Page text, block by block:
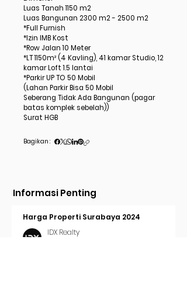
Luas Tanah 1150 m2
Luas Bangunan 2300 m2 - 2500 m2
*Full Furnish
*Izin IMB Kost
*Row Jalan 10 Meter
*LT 1150m² (4 Kavling), 41 kamar Studio, 12
kamar Loft 1.5 lantai
*Parkir UP TO 50 Mobil
(Lahan Parkir Bisa 50 Mobil
Seberang Tidak Ada Bangunan (pagar
batas komplek sebelah))
Surat HGB
Bagikan :
Informasi Penting
Harga Properti Surabaya 2024
IDX Realty